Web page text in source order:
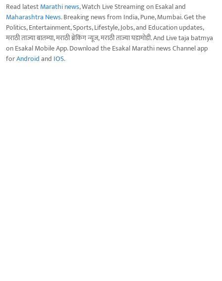
Read latestMarathi news, Watch Live Streaming on Esakal and
Maharashtra News. Breaking news from India, Pune, Mumbai. Get the
Politics, Entertainment, Sports, Lifestyle, Jobs, and Education updates,
मराठी ताज्या बातम्या, मराठी ब्रेकिंग न्यूज, मराठी ताज्या घडामोडी. And Live taja batmya
on Esakal Mobile App. Download the Esakal Marathi news Channel app
forAndroidand IOS.